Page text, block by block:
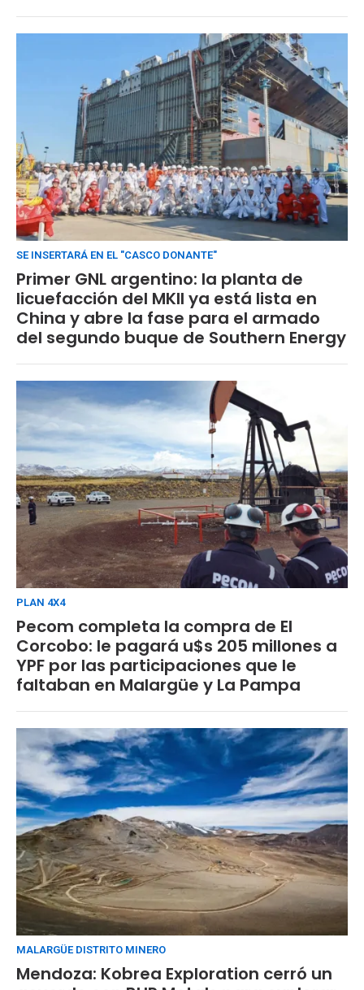
SE INSERTARÁ EN EL "CASCO DONANTE"
Primer GNL argentino: la planta de
licuefacción del MKII ya está lista en
China y abre la fase para el armado
del segundo buque de Southern Energy
PLAN 4X4
Pecom completa la compra de El
Corcobo: le pagará u$s 205 millones a
YPF por las participaciones que le
faltaban en Malargüe y La Pampa
MALARGÜE DISTRITO MINERO
Mendoza: Kobrea Exploration cerró un